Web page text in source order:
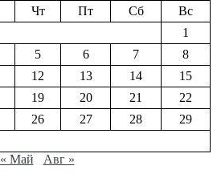
Чт Пт Сб
Вс
1
5 6 7
8
12 13 14
15
19 20 21
22
26 27 28
29
« Май
Авг »